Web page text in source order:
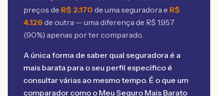
preços de R$ 2.170 de uma seguradora e R$
4.126 de outra — uma diferença de R$ 1.957
(90%) apenas por ter comparado.
A única forma de saber qual seguradora é a
mais barata para o seu perfil específico é
consultar várias ao mesmo tempo. É o que um
comparador como o Meu Seguro Mais Barato